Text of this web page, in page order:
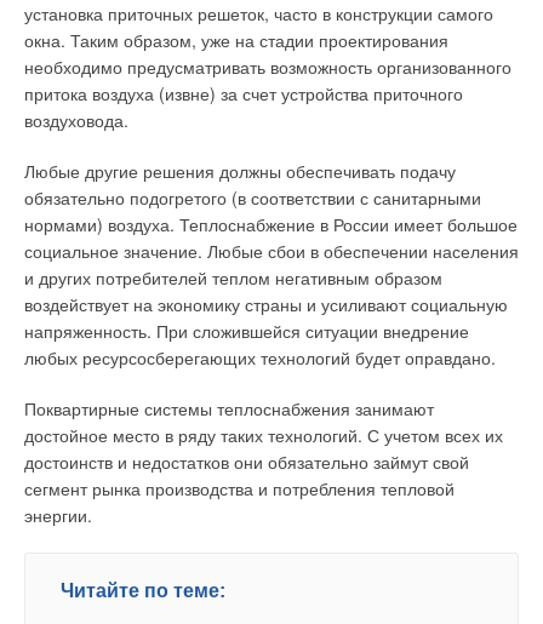
установка приточных решеток, часто в конструкции самого
окна. Таким образом, уже на стадии проектирования
необходимо предусматривать возможность организованного
притока воздуха (извне) за счет устройства приточного
воздуховода.
Любые другие решения должны обеспечивать подачу
обязательно подогретого (в соответствии с санитарными
нормами) воздуха. Теплоснабжение в России имеет большое
социальное значение. Любые сбои в обеспечении населения
и других потребителей теплом негативным образом
воздействует на экономику страны и усиливают социальную
напряженность. При сложившейся ситуации внедрение
любых ресурсосберегающих технологий будет оправдано.
Поквартирные системы теплоснабжения занимают
достойное место в ряду таких технологий. С учетом всех их
достоинств и недостатков они обязательно займут свой
сегмент рынка производства и потребления тепловой
энергии.
Читайте по теме: